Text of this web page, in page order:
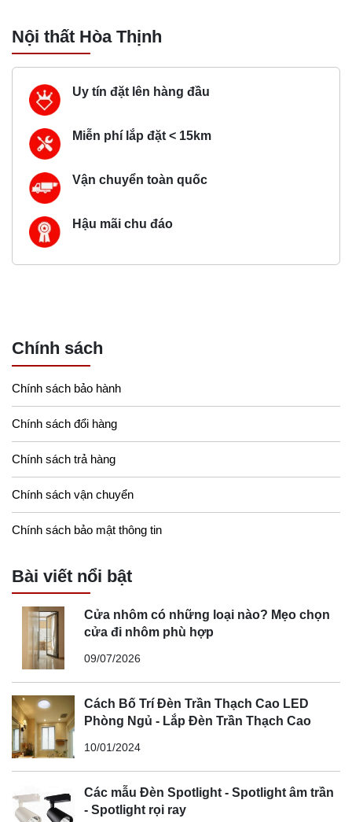
Nội thất Hòa Thịnh
Uy tín đặt lên hàng đầu
Miễn phí lắp đặt < 15km
Vận chuyển toàn quốc
Hậu mãi chu đáo
Chính sách
Chính sách bảo hành
Chính sách đổi hàng
Chính sách trả hàng
Chính sách vận chuyển
Chính sách bảo mật thông tin
Bài viết nổi bật
Cửa nhôm có những loại nào? Mẹo chọn
cửa đi nhôm phù hợp
09/07/2026
Cách Bố Trí Đèn Trần Thạch Cao LED
Phòng Ngủ - Lắp Đèn Trần Thạch Cao
10/01/2024
Các mẫu Đèn Spotlight - Spotlight âm trần
- Spotlight rọi ray